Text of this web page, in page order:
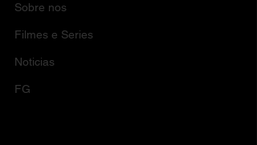
Sobre nos
Filmes e Series
Noticias
FG